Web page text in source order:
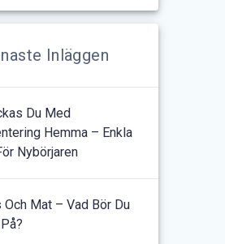
Inläggen
Du Med
Hemma – Enkla
Nybörjaren
Och Mat – Vad Bör Du